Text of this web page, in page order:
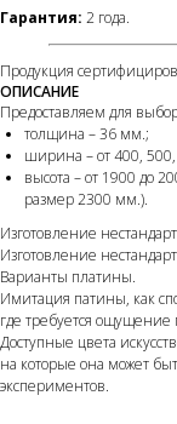
Гарантия: 2 года.
Продукция
ОПИСАНИЕ
Предоставляем для
толщина – 36 мм.;
ширина – от 400,
высота – от 1900 до
размер 2300 мм.).
Изготовление
Изготовление
Варианты платины.
Имитация патины, как
где требуется
Доступные цвета
на которые она может
экспериментов.